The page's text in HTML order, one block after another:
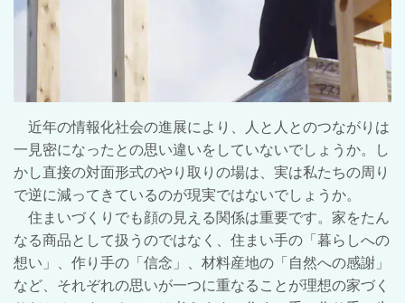
近年の情報化社会の進展により、人と人とのつながりは
一見密になったとの思い違いをしていないでしょうか。し
かし直接の対面形式のやり取りの場は、実は私たちの周り
で逆に減ってきているのが現実ではないでしょうか。
住まいづくりでも顔の見える関係は重要です。家をたん
なる商品として扱うのではなく、住まい手の「暮らしへの
想い」、作り手の「信念」、材料産地の「自然への感謝」
など、それぞれの思いが一つに重なることが理想の家づく